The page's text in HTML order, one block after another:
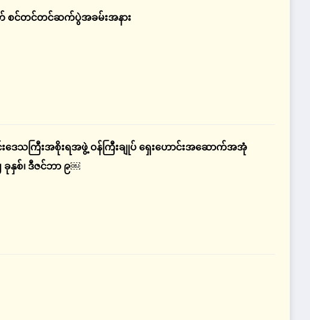
ာတ် စင်တင်တင်ဆက်ပွဲအခမ်းအနား
းဒေသကြီးအစိုးရအဖွဲ့ ဝန်ကြီးချုပ် ရှေးဟောင်းအဆောက်အအုံ
ခုနှစ်၊ ဒီဇင်ဘာ ၉￼